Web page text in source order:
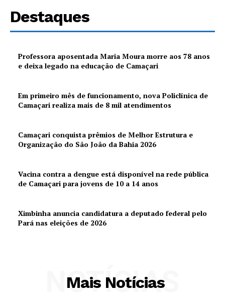
Destaques
Professora aposentada Maria Moura morre aos 78 anos
e deixa legado na educação de Camaçari
Em primeiro mês de funcionamento, nova Policlínica de
Camaçari realiza mais de 8 mil atendimentos
Camaçari conquista prêmios de Melhor Estrutura e
Organização do São João da Bahia 2026
Vacina contra a dengue está disponível na rede pública
de Camaçari para jovens de 10 a 14 anos
Ximbinha anuncia candidatura a deputado federal pelo
Pará nas eleições de 2026
Mais Notícias
NOTÍCIAS